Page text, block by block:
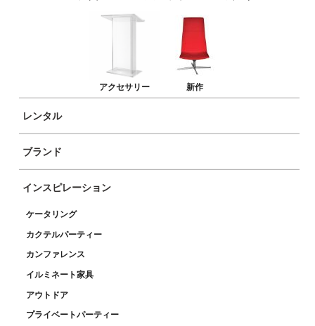
アクセサリー 新作
レンタル
ブランド
インスピレーション
ケータリング
カクテルパーティー
カンファレンス
イルミネート家具
アウトドア
プライベートパーティー
1972年に、新進気鋭の若手建築家らによってスペイン・バルセロナで誕生し
た家具ブランド。「今までの常識を覆すデザイン」をコンセプトに掲げる。
オリジナル作品も次々と発表し、あわせて多くの国際的なデザインアワード
を受賞。世界の名立たる美術館の永久コレクションにも選ばれている。